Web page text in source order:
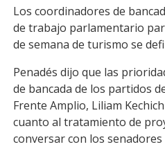
Facebook
WhatsApp
Email
Los coordinadores de
de trabajo parlamentario
de semana de turismo se
Penadés dijo que las
de bancada de los partidos
Frente Amplio, Liliam
cuanto al tratamiento de
conversar con los